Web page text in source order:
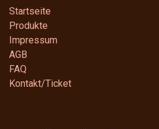
Startseite
Produkte
Impressum
AGB
FAQ
Kontakt/Ticket